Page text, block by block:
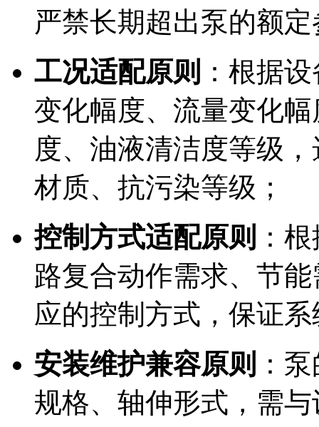
严禁长期超出泵的额
工况适配原则 ：根据
变化幅度、流量变化
度、油液清洁度等级
材质、抗污染等级；
控制方式适配原则 ：
路复合动作需求、节
应的控制方式，保证
安装维护兼容原则 ：
规格、轴伸形式，需